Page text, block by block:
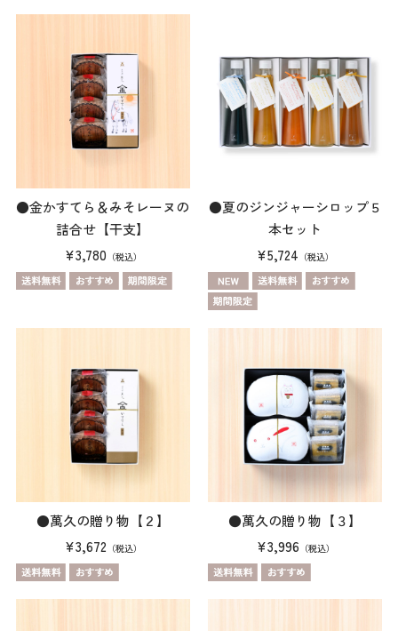
●金かすてら＆みそレーヌの
詰合せ【干支】
¥3,780 （税込）
●夏のジンジャーシロップ５
本セット
¥5,724 （税込）
●萬久の贈り物【２】
¥3,672 （税込）
●萬久の贈り物【３】
¥3,996 （税込）